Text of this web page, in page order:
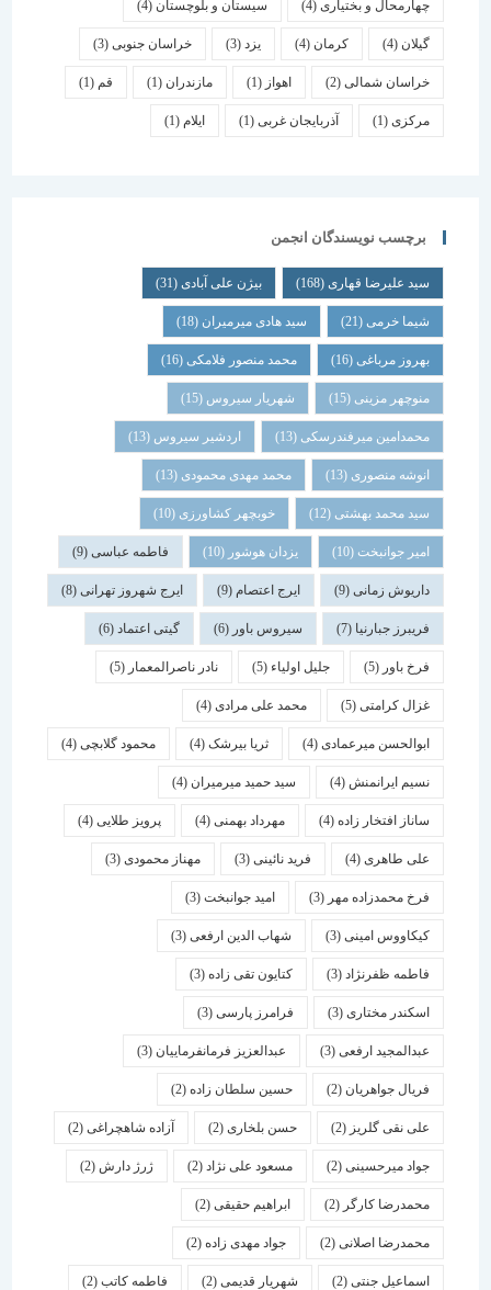
چهارمحال و بختیاری (4) سیستان و بلوچستان(4)
کرمان یزد خراسان جنوبی(3)
خراسان شمالی(2) اهواز مازندران(1) قم
(1) آذربایجان غربی(1) ایلام
برچسب نویسندگان انجمن
سید علیرضا قهاری(168) بیژن علی آبادی(31)
شیما خرمی(21) سید هادی میرمیران(18)
بهروز مرباغی (16) محمد منصور فلامکی (16)
منوچهر مزینی(15) شهریار سیروس(15)
محمدامین میرفندرسکی(13) اردشیر سیروس(13)
انوشه منصوری(13) محمد مهدی محمودی(13)
سید محمد بهشتی(12) خوبچهر کشاورزی(10)
امیر جوانبخت(10) یزدان هوشور(10) فاطمه عباسی(9)
داریوش زمانی(9) ایرج اعتصام(9) ایرج شهروز تهرانی(8)
فریبرز جبارنیا(7) سیروس باور(6) گیتی اعتماد(6)
فرخ باور(5) جلیل اولیاء(5) نادر ناصرالمعمار (5)
غزال کرامتی(5) محمد علی مرادی(4)
ابوالحسن میرعمادی(4) ثریا بیرشک(4) محمود گلابچی(4)
نسیم ایرانمنش(4) سید حمید میرمیران(4)
ساناز افتخار زاده(4) مهرداد بهمنی (4) پرویز طلایی(4)
علی طاهری(4) فرید نائینی(3) مهناز محمودی(3)
فرخ محمدزاده مهر(3) امید جوانبخت(3)
کیکاووس امینی(3) شهاب الدین ارفعی(3)
فاطمه ظفرنژاد(3) کتایون تقی زاده(3)
اسكندر مختاری (3) فرامرز پارسی(3)
عبدالمجید ارفعی(3) عبدالعزیز فرمانفرماییان(3)
فریال جواهریان(2) حسین سلطان زاده(2)
علی نقی گلریز(2) حسن بلخاری(2) آزاده شاهچراغی(2)
جواد میرحسینی(2) مسعود علی نژاد(2) ژرژ دارش (2)
محمدرضا کارگر(2) ابراهیم حقیقی(2)
محمدرضا اصلانی(2) جواد مهدی زاده(2)
اسماعیل جنتی(2) شهریار قدیمی(2) فاطمه کاتب(2)